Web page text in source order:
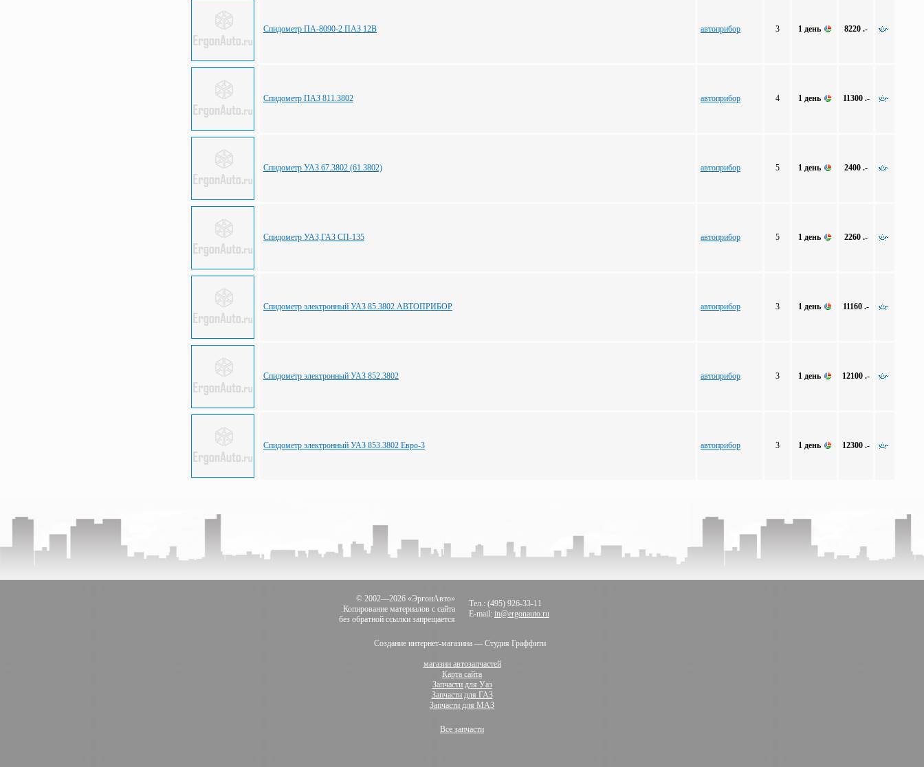
Спидометр ПА-8090-2 ПАЗ 12В автоприбор 3 1 день 8220 .-
Спидометр ПАЗ 811.3802 автоприбор 4 1 день 11300 .-
Спидометр УАЗ 67.3802 (61.3802) автоприбор 5 1 день 2400 .-
Спидометр УАЗ,ГАЗ СП-135 автоприбор 5 1 день 2260 .-
Спидометр электронный УАЗ 85.3802 АВТОПРИБОР автоприбор 3 1 день 11160 .-
Спидометр электронный УАЗ 852.3802 автоприбор 3 1 день 12100 .-
Спидометр электронный УАЗ 853.3802 Евро-3 автоприбор 3 1 день 12300 .-
© 2002—2026 «ЭргонАвто»
Копирование материалов с сайта
без обратной ссылки запрещается
Тел.: (495) 926-33-11
E-mail: in@ergonauto.ru
Создание интернет-магазина — Студия Граффити
магазин автозапчастей
Карта сайта
Запчасти для Уаз
Запчасти для ГАЗ
Запчасти для МАЗ
Все запчасти